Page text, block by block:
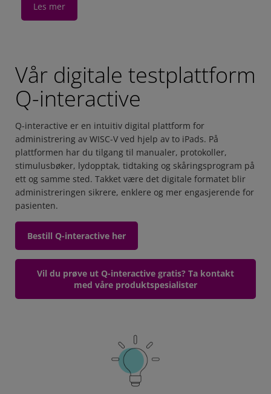
Les mer
Vår digitale testplattform
Q-interactive
Q-interactive er en intuitiv digital plattform for
administrering av WISC-V ved hjelp av to iPads. På
plattformen har du tilgang til manualer, protokoller,
stimulusbøker, lydopptak, tidtaking og skåringsprogram på
ett og samme sted. Takket være det digitale formatet blir
administreringen sikrere, enklere og mer engasjerende for
pasienten.
Bestill Q-interactive her
Vil du prøve ut Q-interactive gratis? Ta kontakt
med våre produktspesialister